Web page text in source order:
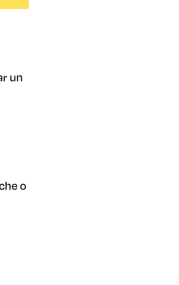
un
o